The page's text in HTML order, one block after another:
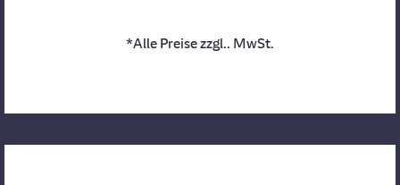
*Alle Preise zzgl.. MwSt.